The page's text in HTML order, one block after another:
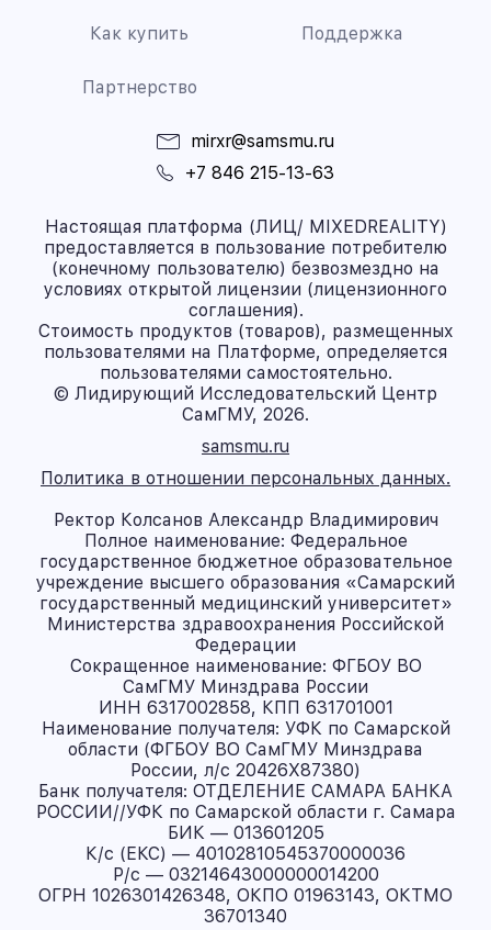
Как купить Поддержка
Партнерство
mirxr@samsmu.ru
+7 846 215-13-63
Настоящая платформа (ЛИЦ/ MIXEDREALITY)
предоставляется в пользование потребителю
(конечному пользователю) безвозмездно на
условиях открытой лицензии (лицензионного
соглашения).
Стоимость продуктов (товаров), размещенных
пользователями на Платформе, определяется
пользователями самостоятельно.
© Лидирующий Исследовательский Центр
СамГМУ, 2026.
samsmu.ru
Политика в отношении персональных данных.
Ректор Колсанов Александр Владимирович
Полное наименование: Федеральное
государственное бюджетное образовательное
учреждение высшего образования «Самарский
государственный медицинский университет»
Министерства здравоохранения Российской
Федерации
Сокращенное наименование: ФГБОУ ВО
СамГМУ Минздрава России
ИНН 6317002858, КПП 631701001
Наименование получателя: УФК по Самарской
области (ФГБОУ ВО СамГМУ Минздрава
России, л/с 20426X87380)
Банк получателя: ОТДЕЛЕНИЕ САМАРА БАНКА
РОССИИ//УФК по Самарской области г. Самара
БИК — 013601205
К/с (ЕКС) — 40102810545370000036
Р/с — 03214643000000014200
ОГРН 1026301426348, ОКПО 01963143, ОКТМО
36701340